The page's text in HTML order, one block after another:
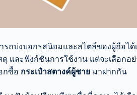
รถบ่งบอกรสนิยมและสไตล์ของผู้ถือไ
และฟังก์ชันการใช้งาน แต่จะเลือกอ
กซื้อ กระเป๋าสตางค์ผู้ชาย มาฝากกัน